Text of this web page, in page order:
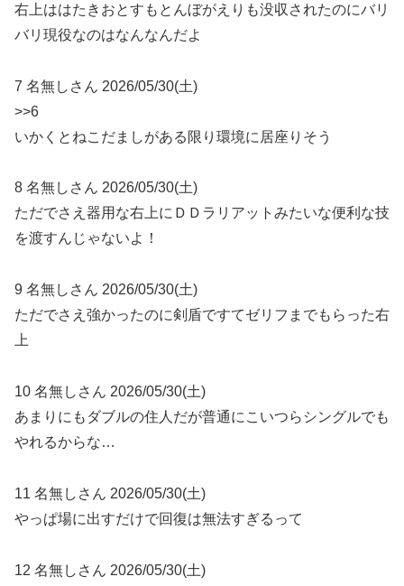
右上ははたきおとすもとんぼがえりも没収されたのにバリ
バリ現役なのはなんなんだよ
7 名無しさん 2026/05/30(土)
>>6
いかくとねこだましがある限り環境に居座りそう
8 名無しさん 2026/05/30(土)
ただでさえ器用な右上にＤＤラリアットみたいな便利な技
を渡すんじゃないよ！
9 名無しさん 2026/05/30(土)
ただでさえ強かったのに剣盾ですてゼリフまでもらった右
上
10 名無しさん 2026/05/30(土)
あまりにもダブルの住人だが普通にこいつらシングルでも
やれるからな…
11 名無しさん 2026/05/30(土)
やっぱ場に出すだけで回復は無法すぎるって
12 名無しさん 2026/05/30(土)